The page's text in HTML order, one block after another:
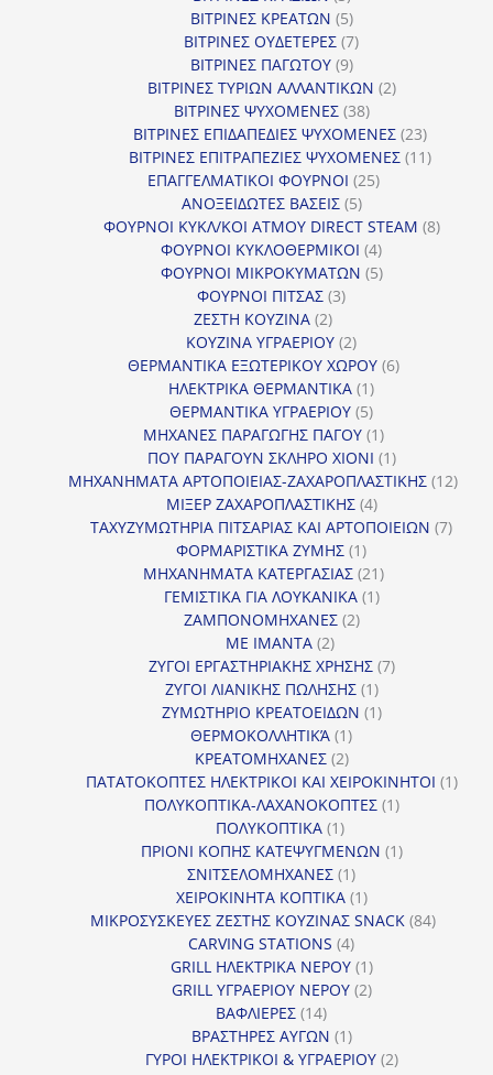
προϊόντα
ΒΙΤΡΙΝΕΣ ΚΡΕΑΤΩΝ 55
προϊόντα
ΒΙΤΡΙΝΕΣ ΟΥΔΕΤΕΡΕΣ 77
ΒΙΤΡΙΝΕΣ ΠΑΓΩΤΟΥ 99
προϊόντα
ΒΙΤΡΙΝΕΣ ΤΥΡΙΩΝ ΑΛΛΑΝΤΙΚΩΝ 22
ΒΙΤΡΙΝΕΣ ΨΥΧΟΜΕΝΕΣ 3838
προϊόντα
ΒΙΤΡΙΝΕΣ ΕΠΙΔΑΠΕΔΙΕΣ ΨΥΧΟΜΕΝΕΣ 2323
προϊόντα
ΒΙΤΡΙΝΕΣ ΕΠΙΤΡΑΠΕΖΙΕΣ ΨΥΧΟΜΕΝΕΣ 1111
ΕΠΑΓΓΕΛΜΑΤΙΚΟΙ ΦΟΥΡΝΟΙ 2525
ΑΝΟΞΕΙΔΩΤΕΣ ΒΑΣΕΙΣ 55
προϊόντα
ΦΟΥΡΝΟΙ ΚΥΚΛ/ΚΟΙ ΑΤΜΟΥ DIRECT STEAM 88
ΦΟΥΡΝΟΙ ΚΥΚΛΟΘΕΡΜΙΚΟΙ 44
προϊόντα
ΦΟΥΡΝΟΙ ΜΙΚΡΟΚΥΜΑΤΩΝ 55
ΦΟΥΡΝΟΙ ΠΙΤΣΑΣ 33
ΖΕΣΤΗ ΚΟΥΖΙΝΑ 22
προϊόντα
ΚΟΥΖΙΝΑ ΥΓΡΑΕΡΙΟΥ 22
προϊόντα
ΘΕΡΜΑΝΤΙΚΑ ΕΞΩΤΕΡΙΚΟΥ ΧΩΡΟΥ 66
ΗΛΕΚΤΡΙΚΑ ΘΕΡΜΑΝΤΙΚΑ 11
προϊόν
ΘΕΡΜΑΝΤΙΚΑ ΥΓΡΑΕΡΙΟΥ 55
προϊόντα
ΜΗΧΑΝΕΣ ΠΑΡΑΓΩΓΗΣ ΠΑΓΟΥ 11
προϊόν
ΠΟΥ ΠΑΡΑΓΟΥΝ ΣΚΛΗΡΟ ΧΙΟΝΙ 11
προϊόν
ΜΗΧΑΝΗΜΑΤΑ ΑΡΤΟΠΟΙΕΙΑΣ-ΖΑΧΑΡΟΠΛΑΣΤΙΚΗΣ 1212
ΜΙΞΕΡ ΖΑΧΑΡΟΠΛΑΣΤΙΚΗΣ 44
προϊόντα
ΤΑΧΥΖΥΜΩΤΗΡΙΑ ΠΙΤΣΑΡΙΑΣ ΚΑΙ ΑΡΤΟΠΟΙΕΙΩΝ 77
ΦΟΡΜΑΡΙΣΤΙΚΑ ΖΥΜΗΣ 11
προϊόν
ΜΗΧΑΝΗΜΑΤΑ ΚΑΤΕΡΓΑΣΙΑΣ 2121
προϊόντα
ΓΕΜΙΣΤΙΚΑ ΓΙΑ ΛΟΥΚΑΝΙΚΑ 11
ΖΑΜΠΟΝΟΜΗΧΑΝΕΣ 22
ΜΕ ΙΜΑΝΤΑ 22
προϊόντα
ΖΥΓΟΙ ΕΡΓΑΣΤΗΡΙΑΚΗΣ ΧΡΗΣΗΣ 77
ΖΥΓΟΙ ΛΙΑΝΙΚΗΣ ΠΩΛΗΣΗΣ 11
προϊόν
ΖΥΜΩΤΗΡΙΟ ΚΡΕΑΤΟΕΙΔΩΝ 11
ΘΕΡΜΟΚΟΛΛΗΤΙΚΆ 11
προϊόν
ΚΡΕΑΤΟΜΗΧΑΝΕΣ 22
προϊόντα
ΠΑΤΑΤΟΚΟΠΤΕΣ ΗΛΕΚΤΡΙΚΟΙ ΚΑΙ ΧΕΙΡΟΚΙΝΗΤΟΙ 11
ΠΟΛΥΚΟΠΤΙΚΑ-ΛΑΧΑΝΟΚΟΠΤΕΣ 11
ΠΟΛΥΚΟΠΤΙΚΑ 11
προϊόν
ΠΡΙΟΝΙ ΚΟΠΗΣ ΚΑΤΕΨΥΓΜΕΝΩΝ 11
ΣΝΙΤΣΕΛΟΜΗΧΑΝΕΣ 11
προϊόν
ΧΕΙΡΟΚΙΝΗΤΑ ΚΟΠΤΙΚΑ 11
προϊόν
ΜΙΚΡΟΣΥΣΚΕΥΕΣ ΖΕΣΤΗΣ ΚΟΥΖΙΝΑΣ SNACK 8484
CARVING STATIONS 44
προϊόντα
GRILL ΗΛΕΚΤΡΙΚΑ ΝΕΡΟΥ 11
προϊόν
GRILL ΥΓΡΑΕΡΙΟΥ ΝΕΡΟΥ 22
ΒΑΦΛΙΕΡΕΣ 1414
προϊόντα
ΒΡΑΣΤΗΡΕΣ ΑΥΓΩΝ 11
προϊόν
ΓΥΡΟΙ ΗΛΕΚΤΡΙΚΟΙ & ΥΓΡΑΕΡΙΟΥ 22